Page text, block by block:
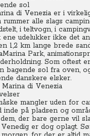
sol
di Venezia er i
rummer alle slags
i teltvogn, i
ene udelukker ikke det
1,2 km lange brede
Park,
Som oftest
bagende sol fra oven,
danskere elsker.
mangler uden for
på pladsen og
der bare gerne vil
er dog oplagt.